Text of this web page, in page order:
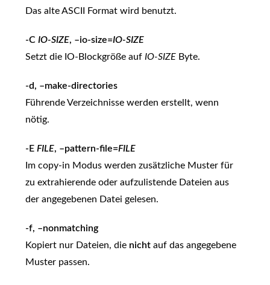
Das alte ASCII Format wird benutzt.
-CIO-SIZE, –io-size=IO-SIZE
Setzt die IO-Blockgröße auf IO-SIZE Byte.
-d, –make-directories
Führende Verzeichnisse werden erstellt, wenn
nötig.
-EFILE, –pattern-file=FILE
Im copy-in Modus werden zusätzliche Muster für
zu extrahierende oder aufzulistende Dateien aus
der angegebenen Datei gelesen.
-f, –nonmatching
Kopiert nur Dateien, die nicht auf das angegebene
Muster passen.